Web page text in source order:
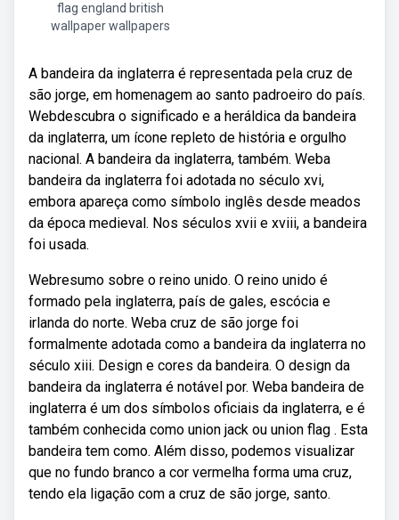
flag england british
wallpaper wallpapers
A bandeira da inglaterra é representada pela cruz de
são jorge, em homenagem ao santo padroeiro do país.
Webdescubra o significado e a heráldica da bandeira
da inglaterra, um ícone repleto de história e orgulho
nacional. A bandeira da inglaterra, também. Weba
bandeira da inglaterra foi adotada no século xvi,
embora apareça como símbolo inglês desde meados
da época medieval. Nos séculos xvii e xviii, a bandeira
foi usada.
Webresumo sobre o reino unido. O reino unido é
formado pela inglaterra, país de gales, escócia e
irlanda do norte. Weba cruz de são jorge foi
formalmente adotada como a bandeira da inglaterra no
século xiii. Design e cores da bandeira. O design da
bandeira da inglaterra é notável por. Weba bandeira de
inglaterra é um dos símbolos oficiais da inglaterra, e é
também conhecida como union jack ou union flag . Esta
bandeira tem como. Além disso, podemos visualizar
que no fundo branco a cor vermelha forma uma cruz,
tendo ela ligação com a cruz de são jorge, santo.